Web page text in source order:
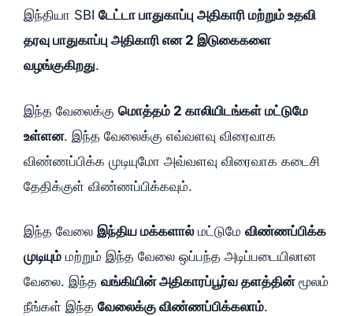
இந்தியா SBI டேட்டா பாதுகாப்பு அதிகாரி மற்றும் உதவி
தரவு பாதுகாப்பு அதிகாரி என 2 இடுகைகளை
வழங்குகிறது.
இந்த வேலைக்கு மொத்தம் 2 காலியிடங்கள் மட்டுமே
உள்ளன. இந்த வேலைக்கு எவ்வளவு விரைவாக
விண்ணப்பிக்க முடியுமோ அவ்வளவு விரைவாக கடைசி
தேதிக்குள் விண்ணப்பிக்கவும்.
இந்த வேலை இந்திய மக்களால் மட்டுமே விண்ணப்பிக்க
முடியும் மற்றும் இந்த வேலை ஒப்பந்த அடிப்படையிலான
வேலை. இந்த வங்கியின் அதிகாரப்பூர்வ தளத்தின்மூலம்
நீங்கள் இந்த வேலைக்கு விண்ணப்பிக்கலாம்.